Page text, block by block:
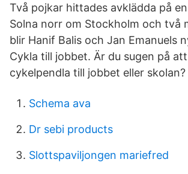
Två pojkar hittades avklädda på
Solna norr om Stockholm och två
blir Hanif Balis och Jan Emanuels
Cykla till jobbet. Är du sugen på
cykelpendla till jobbet eller skolan?
Schema ava
Dr sebi products
Slottspaviljongen mariefred